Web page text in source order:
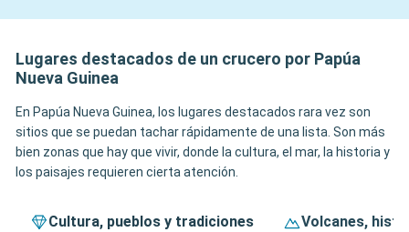
Lugares destacados de un crucero por Papúa
Nueva Guinea
En Papúa Nueva Guinea, los lugares destacados rara vez son
sitios que se puedan tachar rápidamente de una lista. Son más
bien zonas que hay que vivir, donde la cultura, el mar, la historia y
los paisajes requieren cierta atención.
Cultura, pueblos y tradiciones Volcanes,